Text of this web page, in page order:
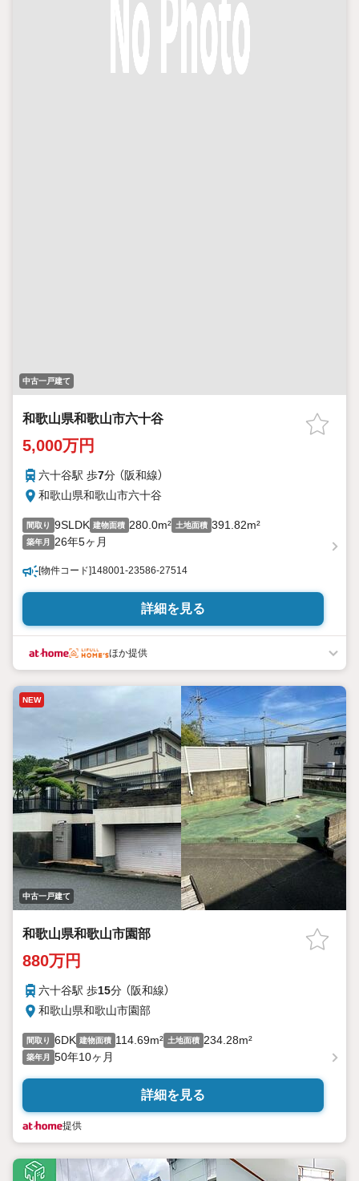
中古一戸建て
和歌山県和歌山市六十谷
5,000万円
六十谷駅 歩7分 （阪和線）
和歌山県和歌山市六十谷
間取り 9SLDK 建物面積 280.0m² 土地面積 391.82m²
築年月 26年5ヶ月
[物件コード]148001-23586-27514
詳細を見る
ほか提供
NEW
中古一戸建て
和歌山県和歌山市園部
880万円
六十谷駅 歩15分 （阪和線）
和歌山県和歌山市園部
間取り 6DK 建物面積 114.69m² 土地面積 234.28m²
築年月 50年10ヶ月
詳細を見る
提供